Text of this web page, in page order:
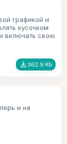
графикой и
кусочком
включать свою
file_download 362.9 Kb
и на